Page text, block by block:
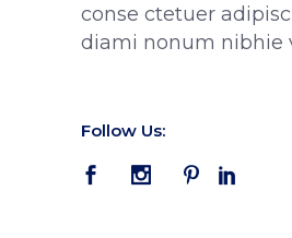
conse ctetuer
diami nonum nibhie
Follow Us: